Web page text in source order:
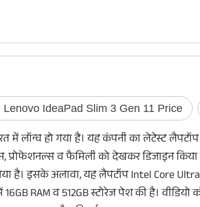
में लॉन्च हो गया है। यह कंपनी का लेटेस्ट
व फैमिली को देखकर डिजाइन किया
है। इसके अलावा, यह लैपटॉप Intel Core
RAM व 512GB स्टोरेज पेश की है। वीडियो
WhatsApp खुद याद दिलाएगा
का बर्थडे, आ रहा नया फीचर!
WhatsApp जल्द ही अपने यूजर्स के लिए काम
फीचर ला सकता है। यह फीचर आपको अपने
का बर्थडे भूलने नहीं देगा। यहां जानें कैसे काम
यह फीचर।